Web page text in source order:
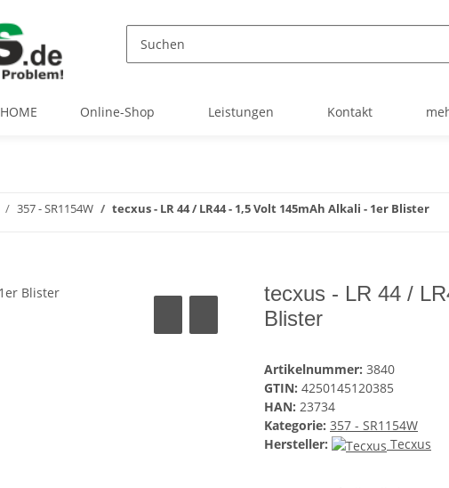
HOME Online-Shop Leistungen Kontakt
357 - SR1154W tecxus - LR 44 / LR44 - 1,5 Volt 145mAh Alkali - 1er Blister
tecxus - LR 44 /
Blister
Artikelnummer: 3840
GTIN: 4250145120385
HAN: 23734
Kategorie: 357 - SR1154W
Hersteller:
Tecxus